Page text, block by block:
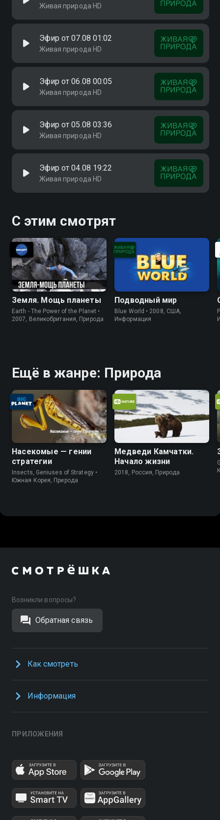
Живая природа HD
Эфир от 07.08 01:02
Живая природа HD
Эфир от 06.08 00:05
Живая природа HD
Эфир от 05.08 03:36
Живая природа HD
Эфир от 04.08 19:22
Живая природа HD
С этим смотрят
Земля. Мощь планеты
Earth - The Power of the Planet •
2007, Великобритания, Природа
Подводный мир
Blue World • 2008, США,
Информация
Ещё в жанре: Природа
Насекомые — гении
стратегии
Insects, Geniuses of Strategy •
Южная Корея, Природа
Медведи Камчатки.
Начало жизни
2018, Россия, Природа
Возникли вопросы?
Обратная связь
Как смотреть
Информация
ПРИЛОЖЕНИЯ